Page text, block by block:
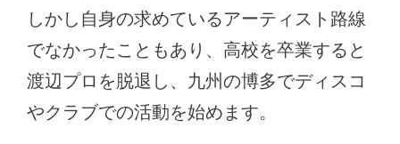
しかし自身の求めているアーティスト路線
でなかったこともあり、高校を卒業すると
渡辺プロを脱退し、九州の博多でディスコ
やクラブでの活動を始めます。